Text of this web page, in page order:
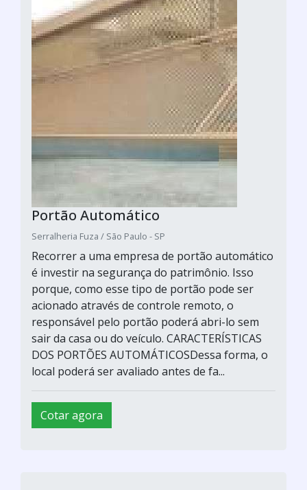
Portão Automático
Serralheria Fuza / São Paulo - SP
Recorrer a uma empresa de portão automático
é investir na segurança do patrimônio. Isso
porque, como esse tipo de portão pode ser
acionado através de controle remoto, o
responsável pelo portão poderá abri-lo sem
sair da casa ou do veículo. CARACTERÍSTICAS
DOS PORTÕES AUTOMÁTICOSDessa forma, o
local poderá ser avaliado antes de fa...
Cotar agora